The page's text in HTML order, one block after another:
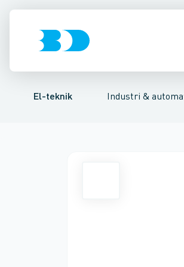
El-teknik Industri &
Afbrydere, stikkontakter &
Industristiksystemer
Tidsrelæ